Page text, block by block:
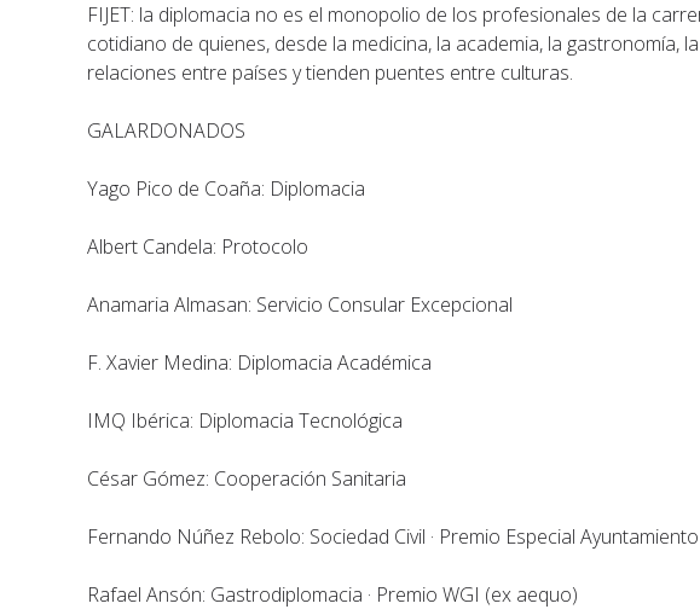
FIJET: la diplomacia no es el monopolio de los profesionales de la
cotidiano de quienes, desde la medicina, la academia, la gastronomía,
relaciones entre países y tienden puentes entre culturas.
GALARDONADOS
Yago Pico de Coaña: Diplomacia
Albert Candela: Protocolo
Anamaria Almasan: Servicio Consular Excepcional
F. Xavier Medina: Diplomacia Académica
IMQ Ibérica: Diplomacia Tecnológica
César Gómez: Cooperación Sanitaria
Fernando Núñez Rebolo: Sociedad Civil · Premio Especial Ayuntamiento
Rafael Ansón: Gastrodiplomacia · Premio WGI (ex aequo)